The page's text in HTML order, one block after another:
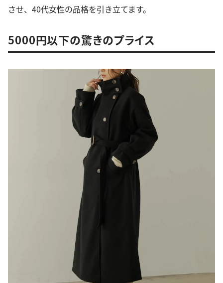
させ、40代女性の品格を引き立てます。
5000円以下の驚きのプライス